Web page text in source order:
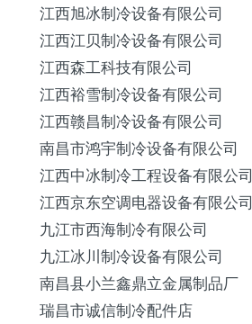
江西旭冰制冷设备有限公司
江西江贝制冷设备有限公司
江西森工科技有限公司
江西裕雪制冷设备有限公司
江西赣昌制冷设备有限公司
南昌市鸿宇制冷设备有限公司
江西中冰制冷工程设备有限公司
江西京东空调电器设备有限公司
九江市西海制冷有限公司
九江冰川制冷设备有限公司
南昌县小兰鑫鼎立金属制品厂
瑞昌市诚信制冷配件店